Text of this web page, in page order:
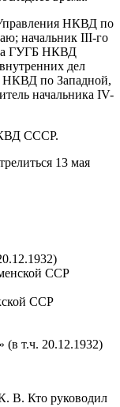
НКВД по
начальник III-го
ГУГБ НКВД
дел
НКВД по Западной,
начальника IV-
СССР.
13 мая
ССР
ССР
т.ч. 20.12.1932)
В. Кто руководил